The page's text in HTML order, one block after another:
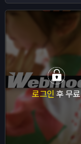
로그인 후 무료